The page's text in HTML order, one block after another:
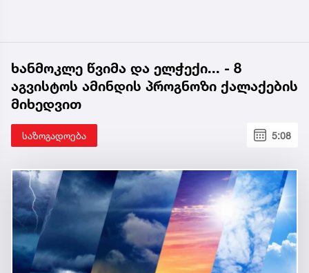
ხანმოკლე წვიმა და ელჭექი... - 8
აგვისტოს ამინდის პროგნოზი ქალაქების
მიხედვით
საზოგადოება 5:08